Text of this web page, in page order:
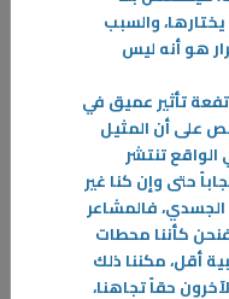
قطامي
النفسي الأمريكي في ( أن
النفسية .. ومشاعرها ) ، وقد
عقل المؤلفين
والسبب
هو أنه ليس
تأثير عميق في
على أن المثيل
الواقع تنتشر
حتى وإن كنا غير
فالمشاعر
كأننا محطات
أقل، مكننا ذلك
حقاً تجاهنا،